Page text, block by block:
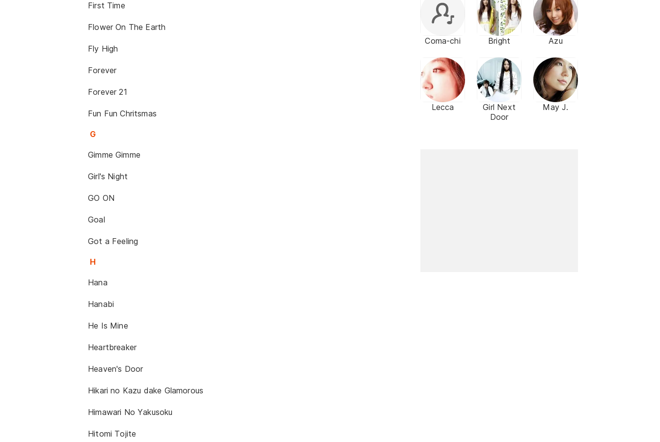
First Time
Flower On The Earth
Fly High
Forever
Forever 21
Fun Fun Chritsmas
G
Gimme Gimme
Girl's Night
GO ON
Goal
Got a Feeling
H
Hana
Hanabi
He Is Mine
Heartbreaker
Heaven's Door
Hikari no Kazu dake Glamorous
Himawari No Yakusoku
Hitomi Tojite
Coma-chi Bright Azu
Lecca
Girl Next
Door
May J.